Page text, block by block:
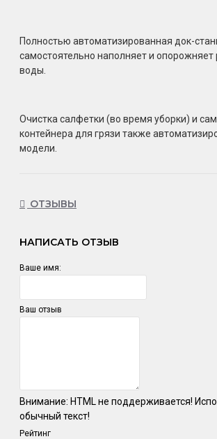
Полностью автоматизированная док-
самостоятельно наполняет и опорожняет
воды.
Очистка салфетки (во время уборки) и
контейнера для грязи также
модели.
ОТЗЫВЫ
НАПИСАТЬ ОТЗЫВ
Ваше имя:
Ваш отзыв
Внимание: HTML не поддерживается!
обычный текст!
Рейтинг